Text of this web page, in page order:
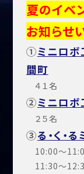
夏のイベ
お知らせ
①ミニロボ
間町
４１名
②ミニロボ
２５名
③る・く・
10:00～
11:30～